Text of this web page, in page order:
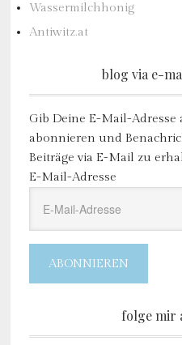
Wassermilchhonig
Antiwitz.at
blog via e-
Gib Deine E-Mail-Adresse
abonnieren und
Beiträge via E-Mail zu
E-Mail-Adresse
ABONNIEREN
folge mir